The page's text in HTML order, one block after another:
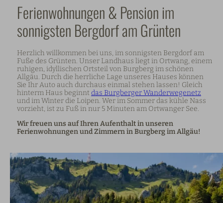
Ferienwohnungen & Pension im
sonnigsten Bergdorf am Grünten
Herzlich willkommen bei uns, im sonnigsten Bergdorf am
Fuße des Grünten. Unser Landhaus liegt in Ortwang, einem
ruhigen, idyllischen Ortsteil von Burgberg im schönen
Allgäu. Durch die herrliche Lage unseres Hauses können
Sie Ihr Auto auch durchaus einmal stehen lassen! Gleich
hinterm Haus beginntdas Burgberger Wanderwegenetz
und im Winter die Loipen. Wer im Sommer das kühle Nass
vorzieht, ist zu Fuß in nur 5 Minuten am Ortwanger See.
Wir freuen uns auf Ihren Aufenthalt in unseren
Ferienwohnungen und Zimmern in Burgberg im Allgäu!